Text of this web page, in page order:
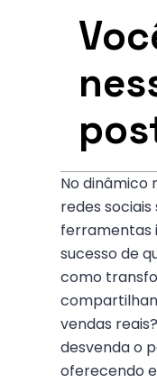
No dinâmico
redes
ferramentas
sucesso de
como
vendas
desvenda o
oferecendo